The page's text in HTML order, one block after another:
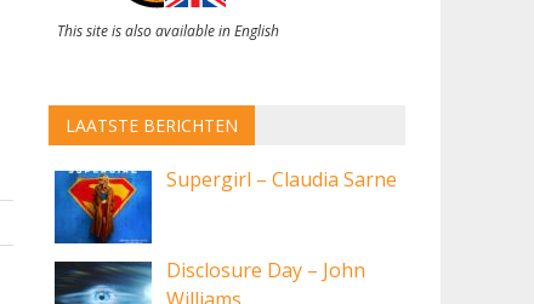
This site is also available in English
LAATSTE BERICHTEN
Supergirl – Claudia Sarne
Disclosure Day – John